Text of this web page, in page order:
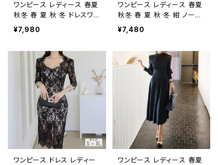
ワンピース レディース 春夏
秋冬 春 夏 秋 冬 ドレスワン
ピース ドレス フリルスリー
ブ ひざ丈 タイトワンピース
いめ ドレス オフィススタイ
ル タイトドレス お呼ばれ 韓
国 ファッション オフィスカ
ジュアル 韓国風 キャバドレ
ス ナイトドレス ナイトワンピ
上品 ベージュ 大人 カジュ
アル 10代 20代 30代 40
代 C-OSS0057
¥7,980
ワンピース レディース 春夏
秋冬 春 夏 秋 冬 紺 ノース
リーブ ドレス タイトワンピ
ース ミディアムワンピース
ひざ丈ワンピ ドレスワンピ
ース ロングワンピース フォ
ーマル エレガント ワンピー
ス カジュアルワンピ ネイビ
ー ストライプ柄 オフィスカ
ジュアル シンプル ドレス オ
フィス 大人 カジュアル 10
代 20代 30代 40代 C-OS
S0098
¥7,480
ワンピース ドレス レディー
ワンピース レディース 春夏